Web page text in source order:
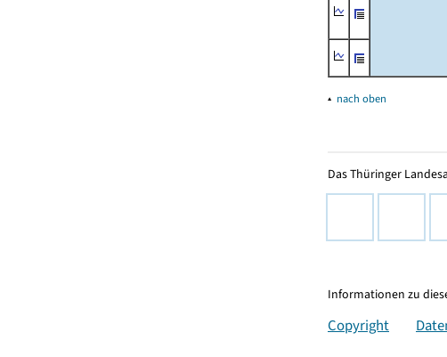
▴ nach oben
Das Thüringer
Informationen zu
Copyright